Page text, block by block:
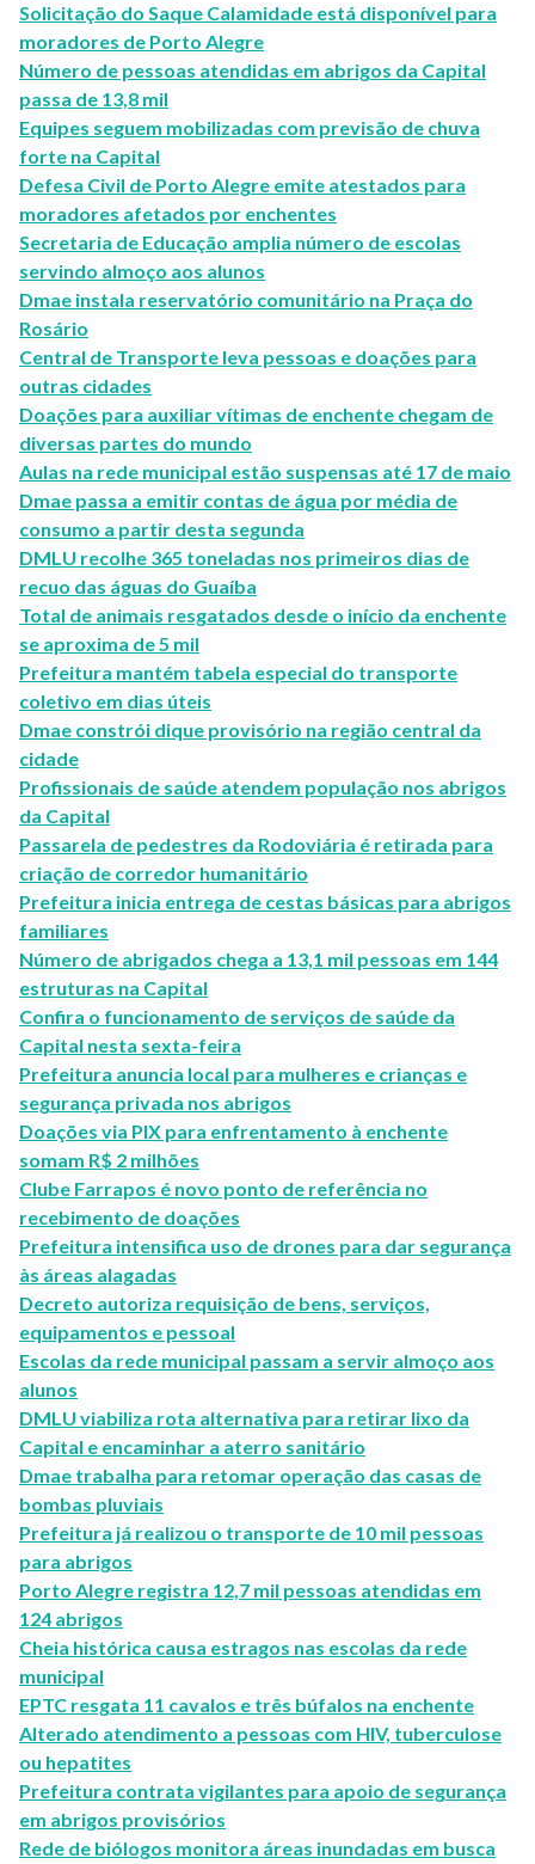
Solicitação do Saque Calamidade está disponível para
moradores de Porto Alegre
Número de pessoas atendidas em abrigos da Capital
passa de 13,8 mil
Equipes seguem mobilizadas com previsão de chuva
forte na Capital
Defesa Civil de Porto Alegre emite atestados para
moradores afetados por enchentes
Secretaria de Educação amplia número de escolas
servindo almoço aos alunos
Dmae instala reservatório comunitário na Praça do
Rosário
Central de Transporte leva pessoas e doações para
outras cidades
Doações para auxiliar vítimas de enchente chegam de
diversas partes do mundo
Aulas na rede municipal estão suspensas até 17 de maio
Dmae passa a emitir contas de água por média de
consumo a partir desta segunda
DMLU recolhe 365 toneladas nos primeiros dias de
recuo das águas do Guaíba
Total de animais resgatados desde o início da enchente
se aproxima de 5 mil
Prefeitura mantém tabela especial do transporte
coletivo em dias úteis
Dmae constrói dique provisório na região central da
cidade
Profissionais de saúde atendem população nos abrigos
da Capital
Passarela de pedestres da Rodoviária é retirada para
criação de corredor humanitário
Prefeitura inicia entrega de cestas básicas para abrigos
familiares
Número de abrigados chega a 13,1 mil pessoas em 144
estruturas na Capital
Confira o funcionamento de serviços de saúde da
Capital nesta sexta-feira
Prefeitura anuncia local para mulheres e crianças e
segurança privada nos abrigos
Doações via PIX para enfrentamento à enchente
somam R$ 2 milhões
Clube Farrapos é novo ponto de referência no
recebimento de doações
Prefeitura intensifica uso de drones para dar segurança
às áreas alagadas
Decreto autoriza requisição de bens, serviços,
equipamentos e pessoal
Escolas da rede municipal passam a servir almoço aos
alunos
DMLU viabiliza rota alternativa para retirar lixo da
Capital e encaminhar a aterro sanitário
Dmae trabalha para retomar operação das casas de
bombas pluviais
Prefeitura já realizou o transporte de 10 mil pessoas
para abrigos
Porto Alegre registra 12,7 mil pessoas atendidas em
124 abrigos
Cheia histórica causa estragos nas escolas da rede
municipal
EPTC resgata 11 cavalos e três búfalos na enchente
Alterado atendimento a pessoas com HIV, tuberculose
ou hepatites
Prefeitura contrata vigilantes para apoio de segurança
em abrigos provisórios
Rede de biólogos monitora áreas inundadas em busca